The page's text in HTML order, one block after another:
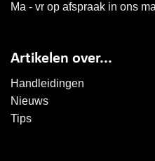
Ma - vr op afspraak in ons
Artikelen over...
Handleidingen
Nieuws
Tips